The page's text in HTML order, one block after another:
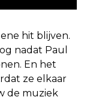
hit blijven.
nadat Paul
En het
ze elkaar
de muziek